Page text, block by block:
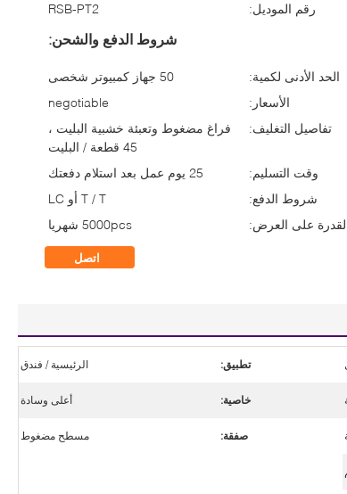
رقم الموديل:
RSB-PT2
شروط الدفع والشحن:
الحد الأدنى لكمية:
50 جهاز كمبيوتر شخصى
الأسعار:
negotiable
تفاصيل التغليف:
فراغ مضغوط وتعبئة خشبية البليت ،
45 قطعة / البليت
وقت التسليم:
25 يوم عمل بعد استلام دفعتك
شروط الدفع:
T / T أو LC
على العرض:
5000pcs شهريا
اتصل
تطبيق: الرئيسية / فندق
خاصية: أعلى وسادة
صفقة: مسطح مضغوط